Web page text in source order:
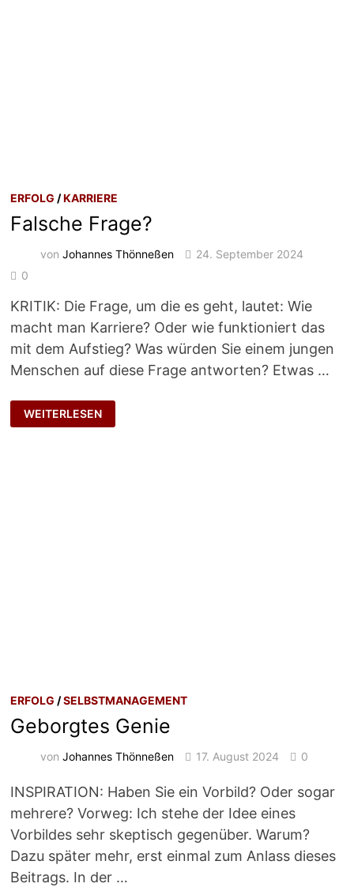
ERFOLG /KARRIERE
Falsche Frage?
vonJohannes Thönneßen
24. September 2024
0
KRITIK: Die Frage, um die es geht, lautet: Wie
macht man Karriere? Oder wie funktioniert das
mit dem Aufstieg? Was würden Sie einem jungen
Menschen auf diese Frage antworten? Etwas …
FALSCHE
FRAGE?
WEITERLESEN
ERFOLG /SELBSTMANAGEMENT
Geborgtes Genie
vonJohannes Thönneßen 17. August 2024 0
INSPIRATION: Haben Sie ein Vorbild? Oder sogar
mehrere? Vorweg: Ich stehe der Idee eines
Vorbildes sehr skeptisch gegenüber. Warum?
Dazu später mehr, erst einmal zum Anlass dieses
Beitrags. In der …